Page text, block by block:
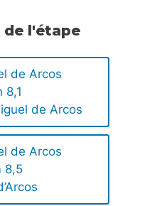
de l'étape
de Arcos
8,1
de Arcos
de Arcos
8,5